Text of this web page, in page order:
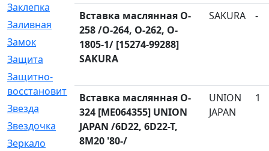
Заклепка
[1]
Заливная
[4]
Замок
[12]
Защита
[79]
Защитно-
восстановительный
Звезда
[1]
Звездочка
[5]
Зеркало
[369]
Вставка маслянная O-
258 /O-264, O-262, O-
1805-1/ [15274-99288]
SAKURA
SAKURA -
Вставка маслянная O-
324 [ME064355] UNION
JAPAN /6D22, 6D22-T,
8M20 '80-/
UNION
JAPAN
1